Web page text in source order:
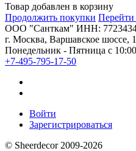
Товар добавлен в корзину
Продолжить покупки Перейти
ООО "Санткам" ИНН:
г. Москва, Варшавское шоссе,
Понедельник - Пятница с
+7-495-795-17-50
Войти
Зарегистрироваться
© Sheerdecor 2009-2026